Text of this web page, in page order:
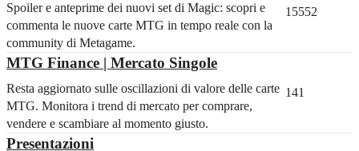
Spoiler e anteprime dei nuovi set di Magic: scopri e
commenta le nuove carte MTG in tempo reale con la
community di Metagame.
15552
MTG Finance | Mercato Singole
Resta aggiornato sulle oscillazioni di valore delle carte
MTG. Monitora i trend di mercato per comprare,
vendere e scambiare al momento giusto.
141
Presentazioni